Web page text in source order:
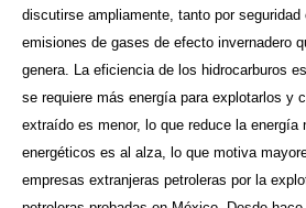
discutirse ampliamente, tanto por
emisiones de gases de efecto invernadero
genera. La eficiencia de los hidrocarburos
se requiere más energía para explotarlos y
extraído es menor, lo que reduce la energía
energéticos es al alza, lo que motiva
empresas extranjeras petroleras por la